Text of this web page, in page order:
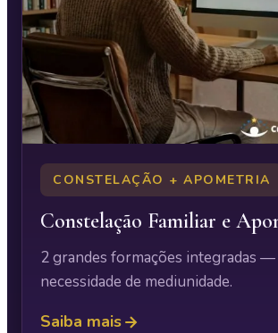
CONSTELAÇÃO + APOMETRIA
Constelação Familiar e
2 grandes formações integradas —
necessidade de mediunidade.
Saiba mais